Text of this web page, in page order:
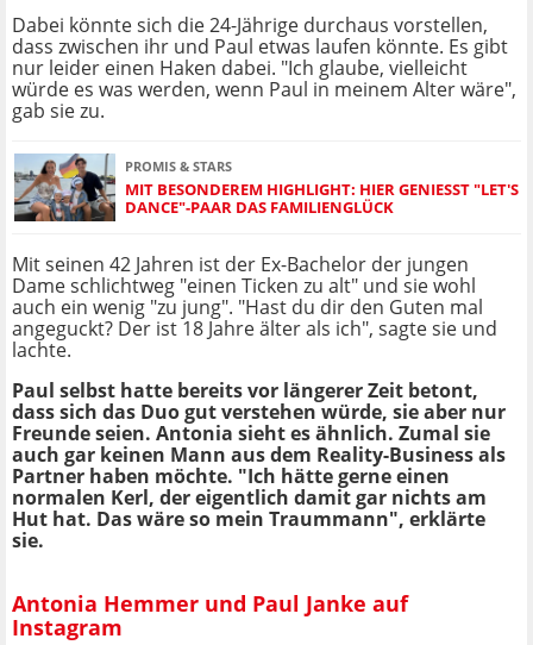
Dabei könnte sich die 24-Jährige durchaus vorstellen,
dass zwischen ihr und Paul etwas laufen könnte. Es gibt
nur leider einen Haken dabei. "Ich glaube, vielleicht
würde es was werden, wenn Paul in meinem Alter wäre",
gab sie zu.
PROMIS & STARS
MIT BESONDEREM HIGHLIGHT: HIER GENIESST "LET'S D
ANCE"-PAAR DAS FAMILIENGLÜCK
Mit seinen 42 Jahren ist der Ex-Bachelor der jungen
Dame schlichtweg "einen Ticken zu alt" und sie wohl
auch ein wenig "zu jung". "Hast du dir den Guten mal
angeguckt? Der ist 18 Jahre älter als ich", sagte sie und
lachte.
Paul selbst hatte bereits vor längerer Zeit betont,
dass sich das Duo gut verstehen würde, sie aber nur
Freunde seien. Antonia sieht es ähnlich. Zumal sie
auch gar keinen Mann aus dem Reality-Business als
Partner haben möchte. "Ich hätte gerne einen
normalen Kerl, der eigentlich damit gar nichts am
Hut hat. Das wäre so mein Traummann", erklärte
sie.
Antonia Hemmer und Paul Janke auf
Instagram